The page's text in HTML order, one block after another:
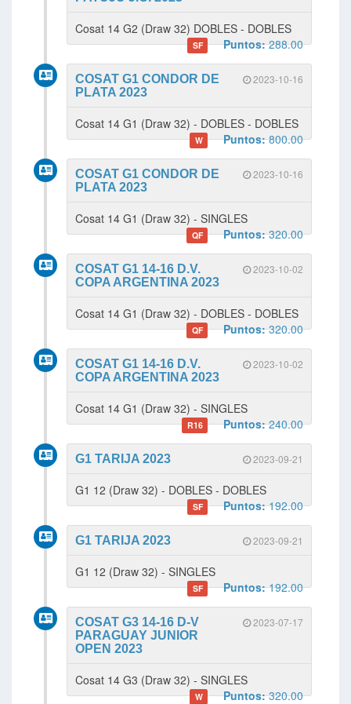
Cosat 14 G2 (Draw 32) DOBLES - DOBLES
SF Puntos:288.00
2023-10-16
COSAT G1 CONDOR DE
PLATA 2023
Cosat 14 G1 (Draw 32) - DOBLES - DOBLES
W Puntos:800.00
2023-10-16
COSAT G1 CONDOR DE
PLATA 2023
Cosat 14 G1 (Draw 32) - SINGLES
QF Puntos:320.00
2023-10-02
COSAT G1 14-16 D.V.
COPA ARGENTINA 2023
Cosat 14 G1 (Draw 32) - DOBLES - DOBLES
QF Puntos:320.00
2023-10-02
COSAT G1 14-16 D.V.
COPA ARGENTINA 2023
Cosat 14 G1 (Draw 32) - SINGLES
R16 Puntos:240.00
2023-09-21
G1 TARIJA 2023
G1 12 (Draw 32) - DOBLES - DOBLES
SF Puntos:192.00
2023-09-21
G1 TARIJA 2023
G1 12 (Draw 32) - SINGLES
SF Puntos:192.00
2023-07-17
COSAT G3 14-16 D-V
PARAGUAY JUNIOR
OPEN 2023
Cosat 14 G3 (Draw 32) - SINGLES
W Puntos:320.00